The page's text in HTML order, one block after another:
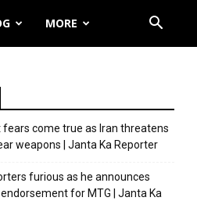
MORE
fears come true as Iran threatens
weapons | Janta Ka Reporter
furious as he announces
for MTG | Janta Ka